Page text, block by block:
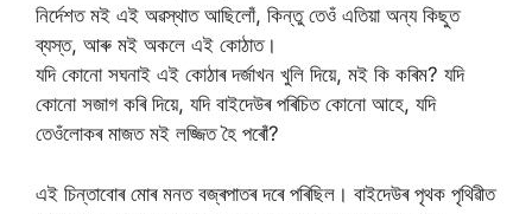
নিৰ্দেশত মই এই অৱস্থাত আছিলোঁ, কিন্তু তেওঁ এতিয়া অন্য কিছুত
ব্যস্ত, আৰু মই অকলে এই কোঠাত।
যদি কোনো সঘনাই এই কোঠাৰ দৰ্জাখন খুলি দিয়ে, মই কি কৰিম? যদি
কোনো সজাগ কৰি দিয়ে, যদি বাইদেউৰ পৰিচিত কোনো আহে, যদি
তেওঁলোকৰ মাজত মই লজ্জিত হৈ পৰোঁ?
এই চিন্তাবোৰ মোৰ মনত বজ্ৰপাতৰ দৰে পৰিছিল। বাইদেউৰ পৃথক পৃথিৱীত